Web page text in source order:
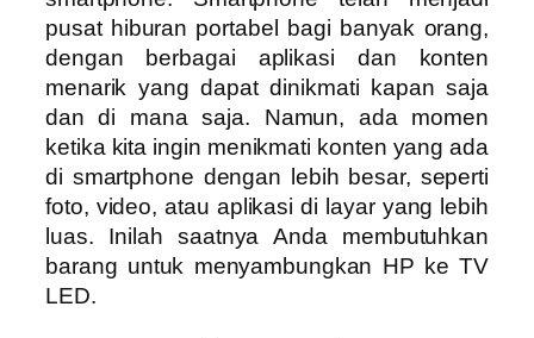
pusat hiburan portabel bagi banyak orang,
dengan berbagai aplikasi dan konten
menarik yang dapat dinikmati kapan saja
dan di mana saja. Namun, ada momen
ketika kita ingin menikmati konten yang ada
di smartphone dengan lebih besar, seperti
foto, video, atau aplikasi di layar yang lebih
luas. Inilah saatnya Anda membutuhkan
barang untuk menyambungkan HP ke TV
LED.